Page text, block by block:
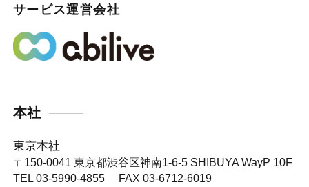
サービス運営会社
本社
東京本社
〒150-0041 東京都渋谷区神南1-6-5 SHIBUYA WayP 10F
TEL 03-5990-4855 FAX 03-6712-6019